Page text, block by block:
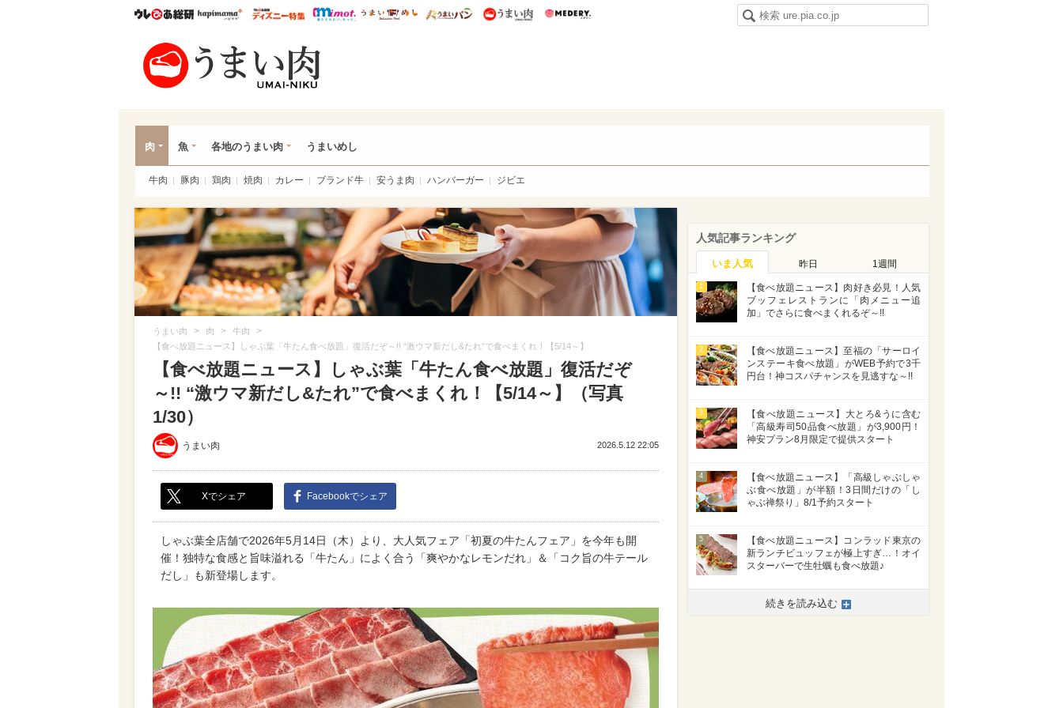
ウレぴあ総研ハピママ* ウレぴあ総研 ディズニー特集
mimot. うまいめし うまいパン うまい肉
肉 魚 各地のうまい肉 うまいめし
牛肉 豚肉 鶏肉 焼肉 カレー ブランド牛 安うま肉 ハンバーガー ジビエ
うまい肉 > 肉 > 牛肉 >
【食べ放題ニュース】しゃぶ葉「牛たん食べ放題」復活だぞ～!! “激ウマ新だし&たれ”で食べまくれ！【5/14～】
【食べ放題ニュース】しゃぶ葉「牛たん食べ放題」復活だぞ
～!! “激ウマ新だし&たれ”で食べまくれ！【5/14～】（写真
1/30）
うまい肉 2026.5.12 22:05
Xでシェア Facebookでシェア
しゃぶ葉全店舗で2026年5月14日（木）より、大人気フェア「初夏の牛たんフェア」を今年も開
催！独特な食感と旨味溢れる「牛たん」によく合う「爽やかなレモンだれ」＆「コク旨の牛テール
だし」も新登場します。
人気記事ランキング
いま人気 昨日 1週間
1
【食べ放題ニュース】肉好き必見！人気
ブッフェレストランに「肉メニュー追
加」でさらに食べまくれるぞ～!!
2
【食べ放題ニュース】至福の「サーロイ
ンステーキ食べ放題」がWEB予約で3千
円台！神コスパチャンスを見逃すな～!!
3
【食べ放題ニュース】大とろ&うに含む
「高級寿司50品食べ放題」が3,900円！
神安プラン8月限定で提供スタート
4
【食べ放題ニュース】「高級しゃぶしゃ
ぶ食べ放題」が半額！3日間だけの「し
ゃぶ禅祭り」8/1予約スタート
5
【食べ放題ニュース】コンラッド東京の
新ランチビュッフェが極上すぎ…！オイ
スターバーで生牡蠣も食べ放題♪
続きを読み込む